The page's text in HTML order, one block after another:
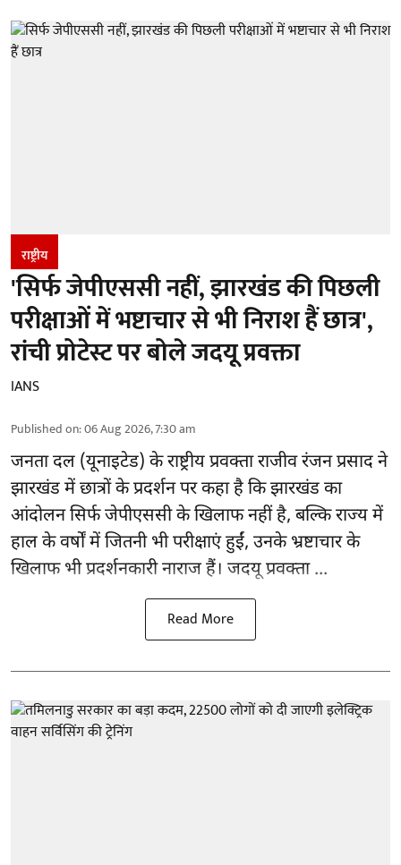
राष्ट्रीय
'सिर्फ जेपीएससी नहीं, झारखंड की पिछली
परीक्षाओं में भष्टाचार से भी निराश हैं छात्र',
रांची प्रोटेस्ट पर बोले जदयू प्रवक्ता
IANS
Published on:06 Aug 2026, 7:30 am
जनता दल (यूनाइटेड) के राष्ट्रीय प्रवक्ता राजीव रंजन प्रसाद ने
झारखंड में छात्रों के प्रदर्शन पर कहा है कि झारखंड का
आंदोलन सिर्फजेपीएससीके खिलाफ नहीं है, बल्कि राज्य में
हाल के वर्षों में जितनी भी परीक्षाएं हुईं, उनके भ्रष्टाचार के
खिलाफ भी प्रदर्शनकारी नाराज हैं। जदयू प्रवक्ता ...
Read More